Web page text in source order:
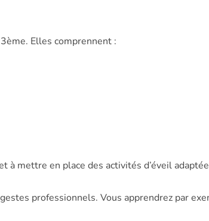
Elles comprennent :
à mettre en place des activités d’éveil
professionnels. Vous apprendrez par